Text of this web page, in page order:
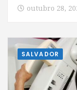
outubro 28,
SALVADOR